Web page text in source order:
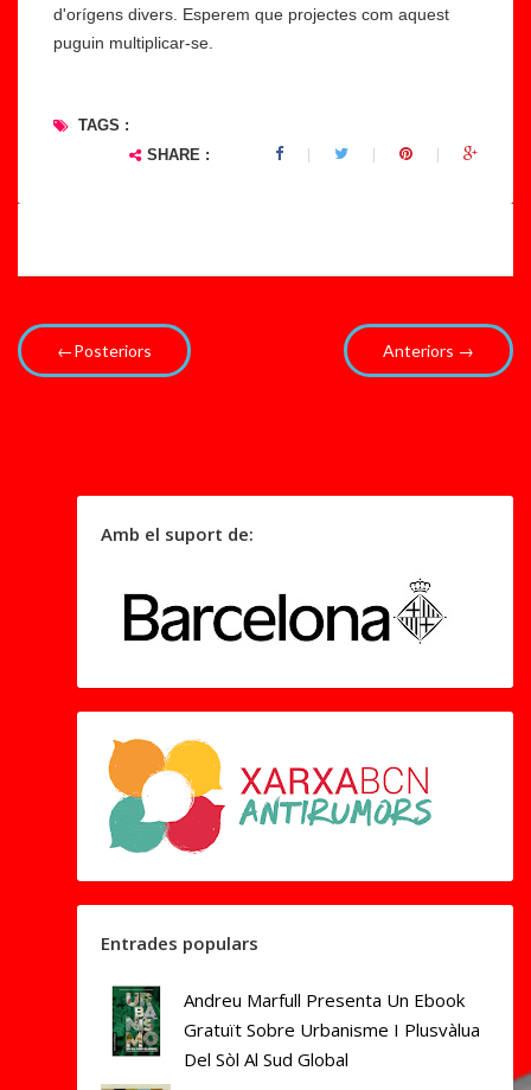
d'orígens divers. Esperem que projectes com aquest
puguin multiplicar-se.
TAGS :
SHARE :
←Posteriors Anteriors →
Amb el suport de:
Entrades populars
Andreu Marfull Presenta Un Ebook
Gratuït Sobre Urbanisme I Plusvàlua
Del Sòl Al Sud Global